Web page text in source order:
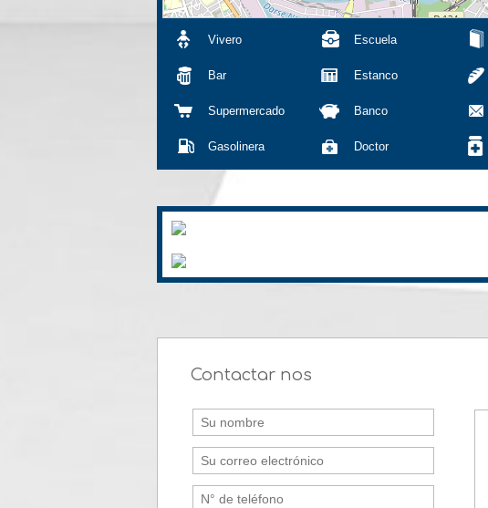
Vivero Escuela
Bar Estanco
Supermercado Banco
Gasolinera Doctor
Contactar nos